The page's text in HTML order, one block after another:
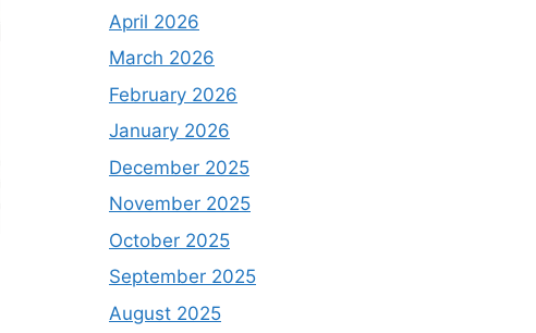
April 2026
March 2026
February 2026
January 2026
December 2025
November 2025
October 2025
September 2025
August 2025